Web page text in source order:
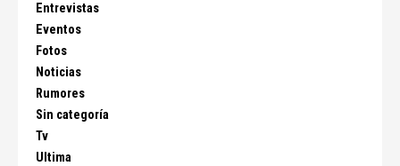
Entrevistas
Eventos
Fotos
Noticias
Rumores
Sin categoría
Tv
Ultima